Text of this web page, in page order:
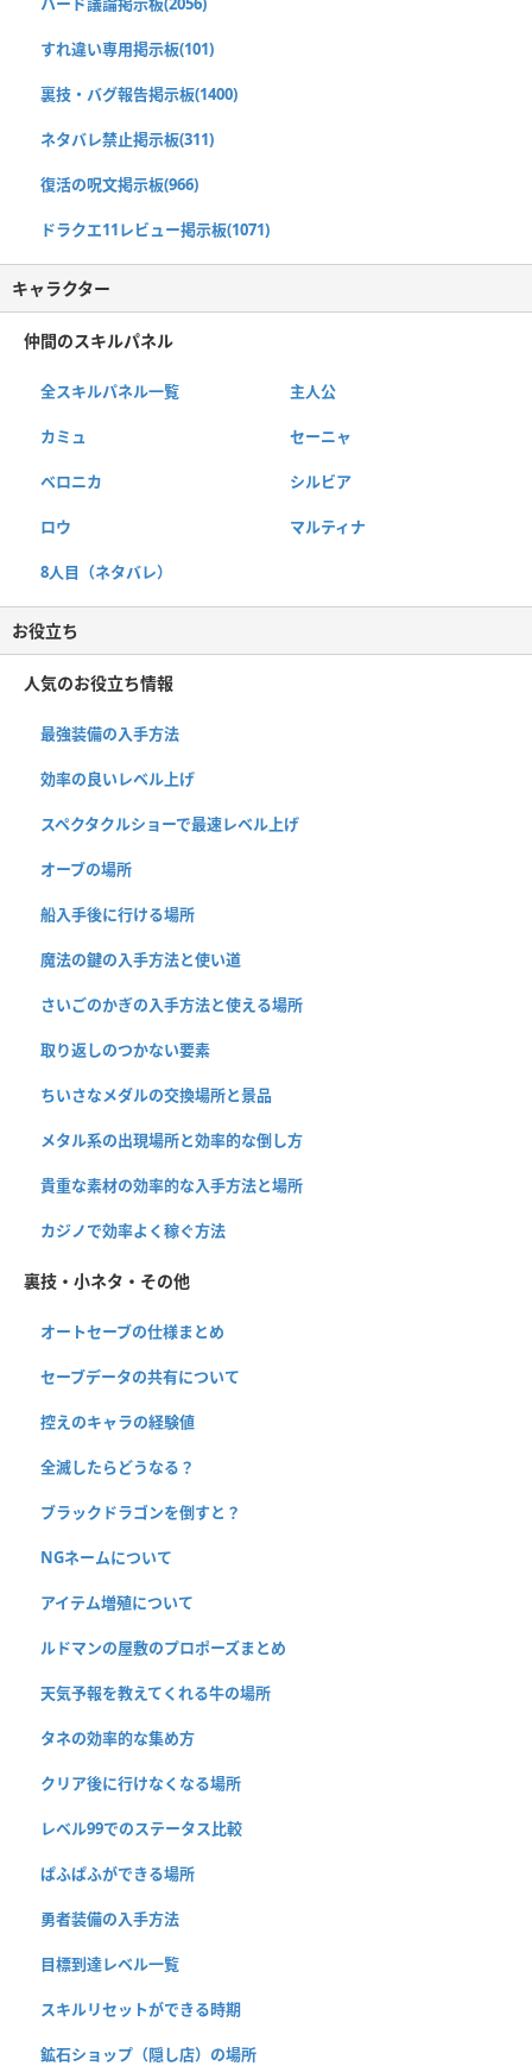
すれ違い専用掲示板(101)
裏技・バグ報告掲示板(1400)
ネタバレ禁止掲示板(311)
復活の呪文掲示板(966)
ドラクエ11レビュー掲示板(1071)
キャラクター
仲間のスキルパネル
全スキルパネル一覧 主人公
カミュ セーニャ
ベロニカ シルビア
ロウ マルティナ
8人目（ネタバレ）
お役立ち
人気のお役立ち情報
最強装備の入手方法
効率の良いレベル上げ
スペクタクルショーで最速レベル上げ
オーブの場所
船入手後に行ける場所
魔法の鍵の入手方法と使い道
さいごのかぎの入手方法と使える場所
取り返しのつかない要素
ちいさなメダルの交換場所と景品
メタル系の出現場所と効率的な倒し方
貴重な素材の効率的な入手方法と場所
カジノで効率よく稼ぐ方法
裏技・小ネタ・その他
オートセーブの仕様まとめ
セーブデータの共有について
控えのキャラの経験値
全滅したらどうなる？
ブラックドラゴンを倒すと？
NGネームについて
アイテム増殖について
ルドマンの屋敷のプロポーズまとめ
天気予報を教えてくれる牛の場所
タネの効率的な集め方
クリア後に行けなくなる場所
レベル99でのステータス比較
ぱふぱふができる場所
勇者装備の入手方法
目標到達レベル一覧
スキルリセットができる時期
鉱石ショップ（隠し店）の場所